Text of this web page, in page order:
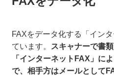
FAXをデータ化する「イン
ています。
スキャナーで書
「インターネットFAX」に
で、相手方はメールとして